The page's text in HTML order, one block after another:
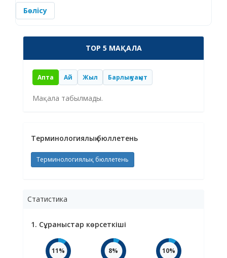
Бөлісу
TOP 5 МАҚАЛА
Апта Ай Жыл Барлық уақыт
Мақала табылмады.
Терминологиялық бюллетень
Терминологиялық бюллетень
Статистика
1. Сұраныстар көрсеткіші
11% 8% 10%